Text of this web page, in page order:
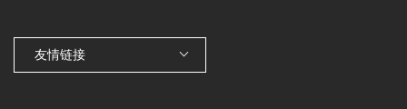
友情链接